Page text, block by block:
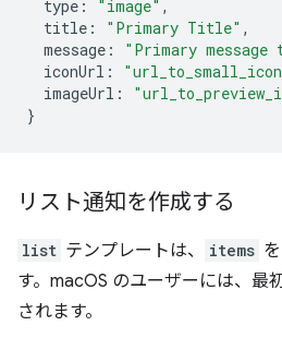
type : "image" ,
title : "Primary Title" ,
message : "Primary
iconUrl :
imageUrl :
}
リスト通知を作成する
list テンプレートは、 items
す。macOS のユーザーには、最
されます。